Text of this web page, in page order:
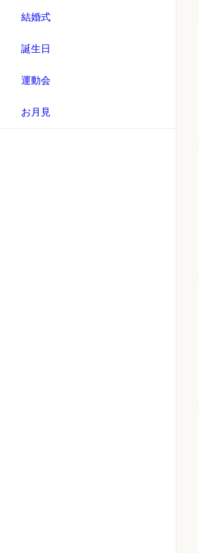
結婚式
誕生日
運動会
お月見